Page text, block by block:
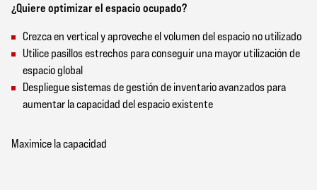
¿Quiere optimizar el espacio ocupado?
Crezca en vertical y aproveche el volumen del espacio no utilizado
Utilice pasillos estrechos para conseguir una mayor utilización de
espacio global
Despliegue sistemas de gestión de inventario avanzados para
aumentar la capacidad del espacio existente
Maximice la capacidad